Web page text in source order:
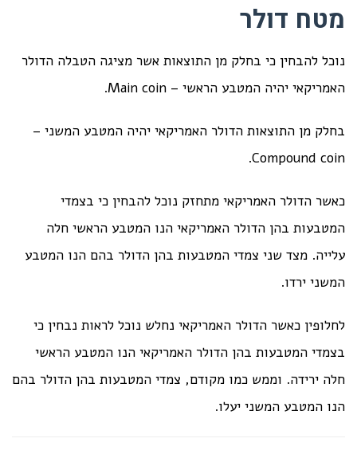
מטח דולר
נוכל להבחין כי בחלק מן התוצאות אשר מציגה הטבלה הדולר
האמריקאי יהיה המטבע הראשי – Main coin.
בחלק מן התוצאות הדולר האמריקאי יהיה המטבע המשני –
Compound coin.
כאשר הדולר האמריקאי מתחזק נוכל להבחין כי בצמדי
המטבעות בהן הדולר האמריקאי הנו המטבע הראשי חלה
עלייה. מצד שני צמדי המטבעות בהן הדולר בהם הנו המטבע
המשני ירדו.
לחלופין כאשר הדולר האמריקאי נחלש נוכל לראות נבחין כי
בצמדי המטבעות בהן הדולר האמריקאי הנו המטבע הראשי
חלה ירידה. וממש כמו מקודם, צמדי המטבעות בהן הדולר בהם
הנו המטבע המשני יעלו.